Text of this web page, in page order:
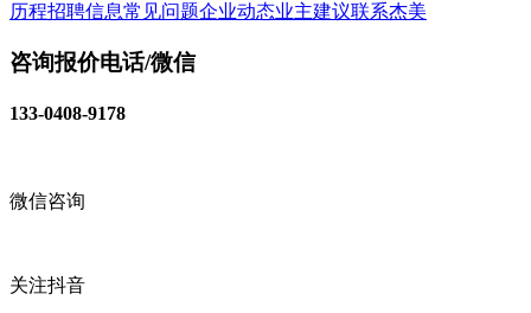
历程招聘信息常见问题企业动态业主建议联系杰美
咨询报价电话/微信
133-0408-9178
微信咨询
关注抖音